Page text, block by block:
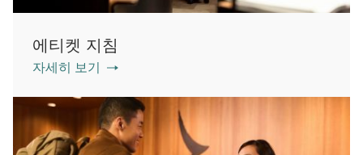
에티켓 지침
자세히 보기